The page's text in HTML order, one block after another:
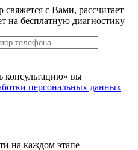
с Вами, расcчитает
на бесплатную диагностику
консультацию» вы
персональных данных
на каждом этапе